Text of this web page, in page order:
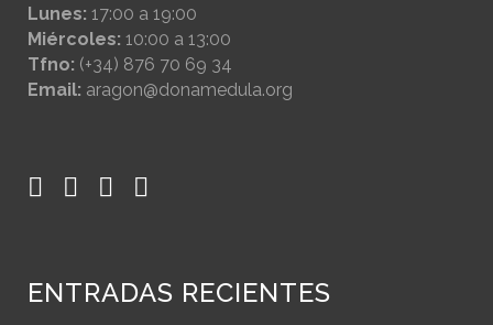
Lunes: 17:00 a 19:00
Miércoles: 10:00 a 13:00
Tfno: (+34) 876 70 69 34
Email: aragon@donamedula.org
ENTRADAS RECIENTES